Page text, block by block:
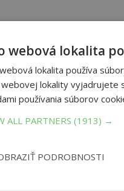
webová lokalita
lokalita používa
lokality vyjadrujete
používania súborov
ALL PARTNERS (1913) →
PODROBNOSTI